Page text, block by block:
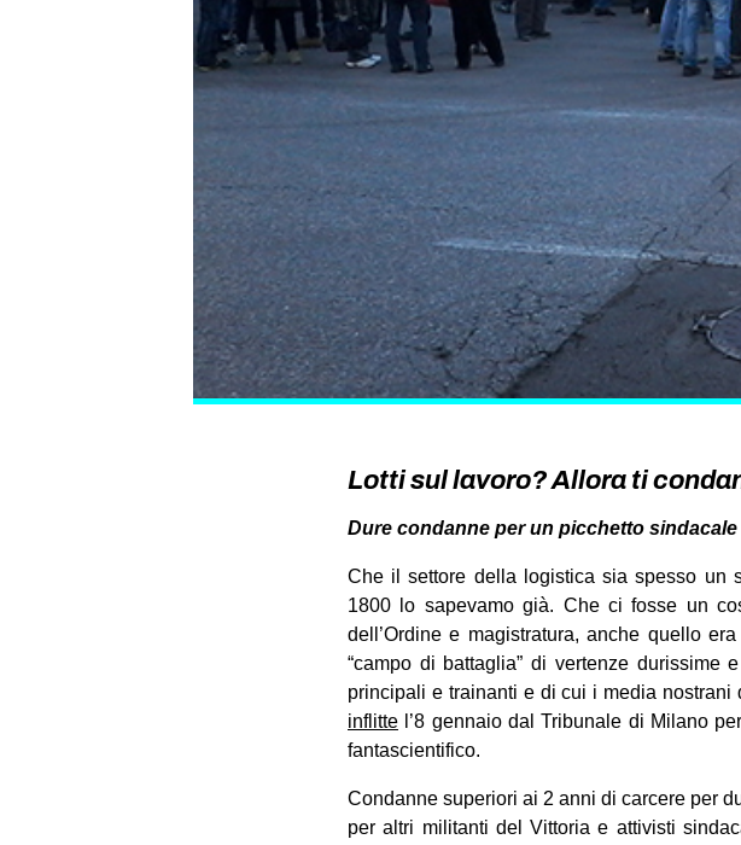
Lotti sul lavoro? Allora ti
Dure condanne per un picchetto sindacale
Che il settore della logistica sia spesso un
1800 lo sapevamo già. Che ci fosse un
dell’Ordine e magistratura, anche quello
“campo di battaglia” di vertenze durissime
principali e trainanti e di cui i media
inflitte l’8 gennaio dal Tribunale di Milano
fantascientifico.
Condanne superiori ai 2 anni di carcere per
per altri militanti del Vittoria e attivisti